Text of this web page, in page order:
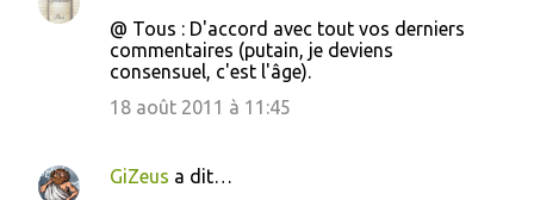
@ Tous : D'accord avec tout vos derniers
commentaires (putain, je deviens
consensuel, c'est l'âge).
18 août 2011 à 11:45
GiZeus a dit…